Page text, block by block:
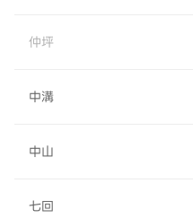
仲坪
中溝
中山
七回